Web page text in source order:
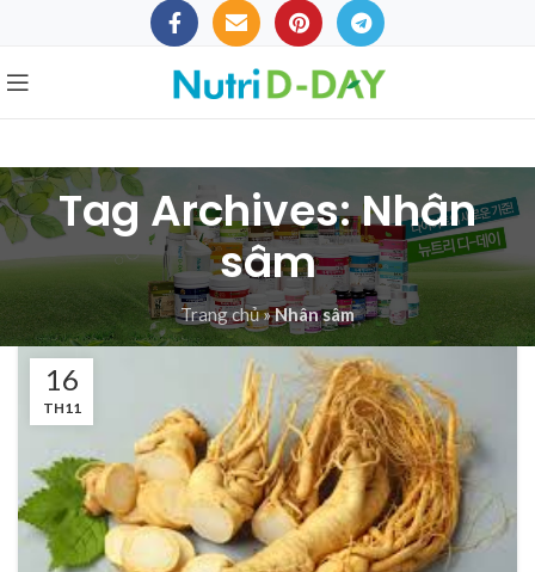
Tag Archives: Nhân
sâm
Trang chủ»Nhân sâm
16
TH11